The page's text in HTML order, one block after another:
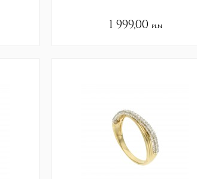
1 999,00 pln